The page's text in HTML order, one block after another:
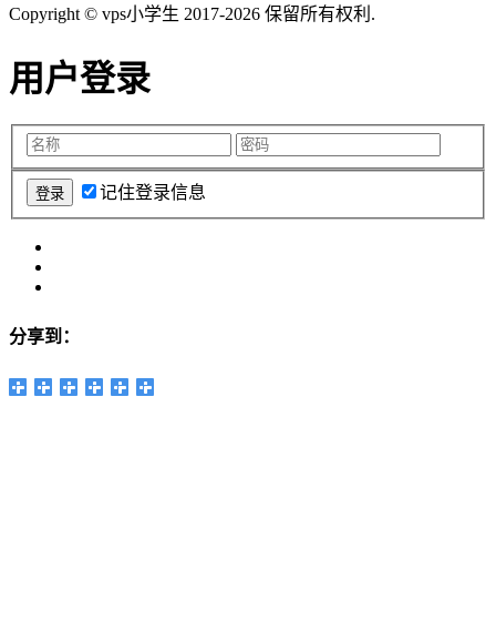
Copyright © vps小学生 2017-2026 保留所有权利.
用户登录
记住登录信息
分享到：